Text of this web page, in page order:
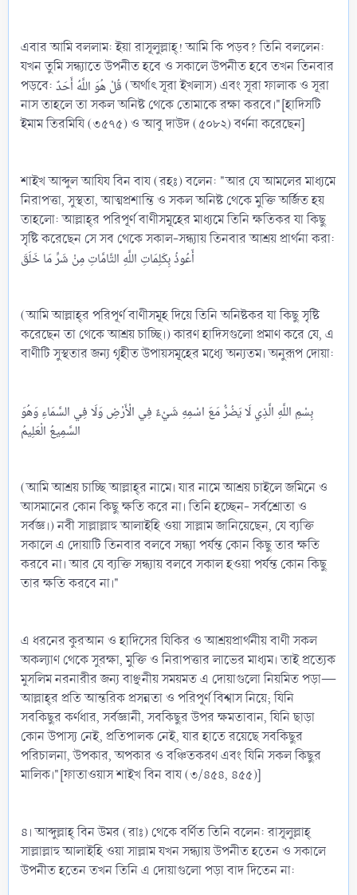
এবার আমি বললাম: ইয়া রাসূলুল্লাহ্‌! আমি কি পড়ব? তিনি বললেন:
যখন তুমি সন্ধ্যাতে উপনীত হবে ও সকালে উপনীত হবে তখন তিনবার
পড়বে: قُلْ هُوَ اللَّهُ أَحَدٌ (অর্থাৎ সূরা ইখলাস) এবং সূরা ফালাক ও সূরা
নাস তাহলে তা সকল অনিষ্ট থেকে তোমাকে রক্ষা করবে।"[হাদিসটি
ইমাম তিরমিযি (৩৫৭৫) ও আবু দাউদ (৫০৮২) বর্ণনা করেছেন]
শাইখ আব্দুল আযিয বিন বায (রহঃ) বলেন: "আর যে আমলের মাধ্যমে
নিরাপত্তা, সুস্থতা, আত্মপ্রশান্তি ও সকল অনিষ্ট থেকে মুক্তি অর্জিত হয়
তাহলো: আল্লাহ্‌র পরিপূর্ণ বাণীসমূহের মাধ্যমে তিনি ক্ষতিকর যা কিছু
সৃষ্টি করেছেন সে সব থেকে সকাল-সন্ধ্যায় তিনবার আশ্রয় প্রার্থনা করা:
أَعُوذُ بِكَلِمَاتِ اللَّهِ التَّامَّاتِ مِنْ شَرِّ مَا خَلَقَ
(আমি আল্লাহ্‌র পরিপূর্ণ বাণীসমূহ দিয়ে তিনি অনিষ্টকর যা কিছু সৃষ্টি
করেছেন তা থেকে আশ্রয় চাচ্ছি।) কারণ হাদিসগুলো প্রমাণ করে যে, এ
বাণীটি সুস্থতার জন্য গৃহীত উপায়সমূহের মধ্যে অন্যতম। অনুরূপ দোয়া:
بِسْمِ اللَّهِ الَّذِي لَا يَضُرُّ مَعَ اسْمِهِ شَيْءٌ فِي الْأَرْضِ وَلَا فِي السَّمَاءِ وَهُوَ
السَّمِيعُ الْعَلِيمُ
(আমি আশ্রয় চাচ্ছি আল্লাহ্‌র নামে। যার নামে আশ্রয় চাইলে জমিনে ও
আসমানের কোন কিছু ক্ষতি করে না। তিনি হচ্ছেন- সর্বশ্রোতা ও
সর্বজ্ঞ।) নবী সাল্লাল্লাহু আলাইহি ওয়া সাল্লাম জানিয়েছেন, যে ব্যক্তি
সকালে এ দোয়াটি তিনবার বলবে সন্ধ্যা পর্যন্ত কোন কিছু তার ক্ষতি
করবে না। আর যে ব্যক্তি সন্ধ্যায় বলবে সকাল হওয়া পর্যন্ত কোন কিছু
তার ক্ষতি করবে না।"
এ ধরনের কুরআন ও হাদিসের যিকির ও আশ্রয়প্রার্থনীয় বাণী সকল
অকল্যাণ থেকে সুরক্ষা, মুক্তি ও নিরাপত্তার লাভের মাধ্যম। তাই প্রত্যেক
মুসলিম নরনারীর জন্য বাঞ্ছনীয় সময়মত এ দোয়াগুলো নিয়মিত পড়া—
আল্লাহ্‌র প্রতি আন্তরিক প্রসন্নতা ও পরিপূর্ণ বিশ্বাস নিয়ে; যিনি
সবকিছুর কর্ণধার, সর্বজ্ঞানী, সবকিছুর উপর ক্ষমতাবান, যিনি ছাড়া
কোন উপাস্য নেই, প্রতিপালক নেই, যার হাতে রয়েছে সবকিছুর
পরিচালনা, উপকার, অপকার ও বঞ্চিতকরণ এবং যিনি সকল কিছুর
মালিক।"[ফাতাওয়াস শাইখ বিন বায (৩/৪৫৪, ৪৫৫)]
৪। আব্দুল্লাহ্‌ বিন উমর (রাঃ) থেকে বর্ণিত তিনি বলেন: রাসূলুল্লাহ্‌
সাল্লাল্লাহু আলাইহি ওয়া সাল্লাম যখন সন্ধ্যায় উপনীত হতেন ও সকালে
উপনীত হতেন তখন তিনি এ দোয়াগুলো পড়া বাদ দিতেন না: